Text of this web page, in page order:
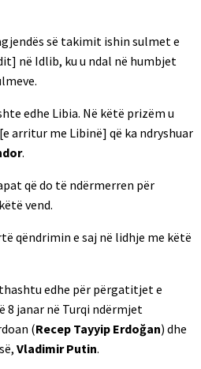
së takimit ishin sulmet e
në Idlib, ku u ndal në humbjet
edhe Libia. Në këtë prizëm u
arritur me Libinë] që ka ndryshuar
.
që do të ndërmerren për
vend.
qëndrimin e saj në lidhje me këtë
edhe për përgatitjet e
8 janar në Turqi ndërmjet
(Recep Tayyip Erdoğan) dhe
Vladimir Putin.